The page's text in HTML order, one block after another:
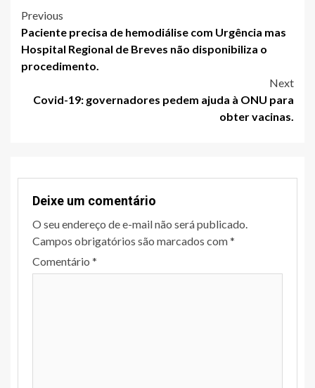
Post
navigation
Previous
Paciente precisa de hemodiálise com Urgência mas
Hospital Regional de Breves não disponibiliza o
procedimento.
Next
Covid-19: governadores pedem ajuda à ONU para
obter vacinas.
Deixe um comentário
O seu endereço de e-mail não será publicado.
Campos obrigatórios são marcados com*
Comentário *